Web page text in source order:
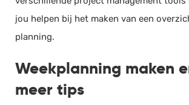
jou helpen bij het maken van een
planning.
Weekplanning maken
meer tips